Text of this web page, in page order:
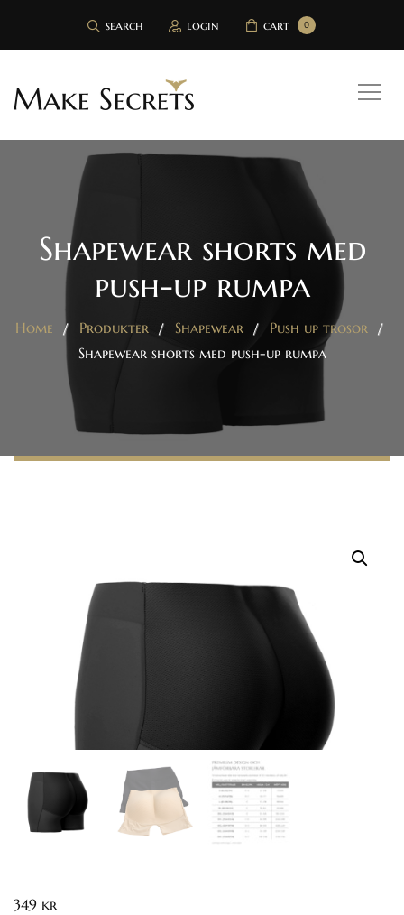
search login 0
cart
Shapewear shorts med
push-up rumpa
Home Produkter Shapewear
Push up trosor
Shapewear shorts med push-up rumpa
349 kr